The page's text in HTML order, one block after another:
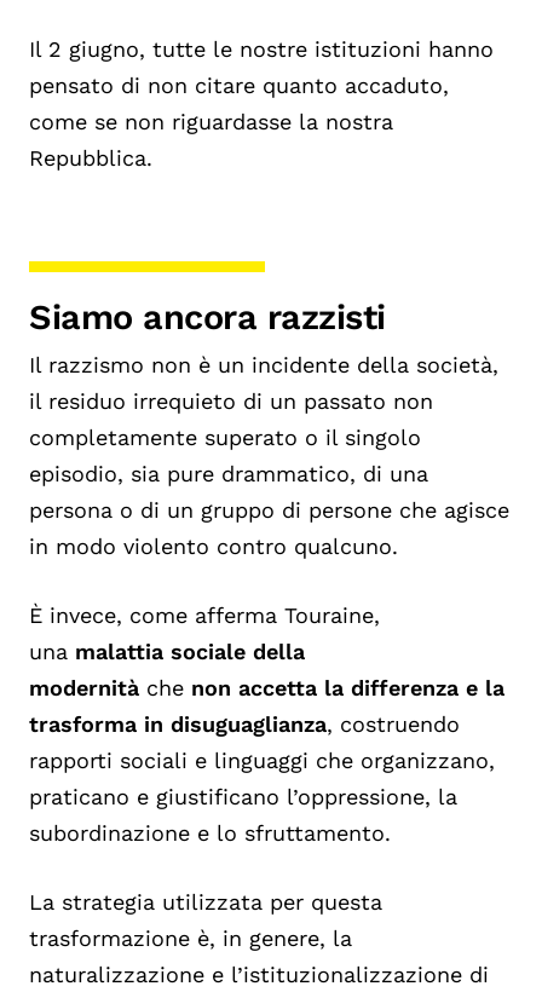
Il 2 giugno, tutte le nostre istituzioni hanno
pensato di non citare quanto accaduto,
come se non riguardasse la nostra
Repubblica.
Siamo ancora razzisti
Il razzismo non è un incidente della società,
il residuo irrequieto di un passato non
completamente superato o il singolo
episodio, sia pure drammatico, di una
persona o di un gruppo di persone che agisce
in modo violento contro qualcuno.
È invece, come afferma Touraine,
una malattia sociale della
modernità che non accetta la differenza e la
trasforma in disuguaglianza, costruendo
rapporti sociali e linguaggi che organizzano,
praticano e giustificano l’oppressione, la
subordinazione e lo sfruttamento.
La strategia utilizzata per questa
trasformazione è, in genere, la
naturalizzazione e l’istituzionalizzazione di